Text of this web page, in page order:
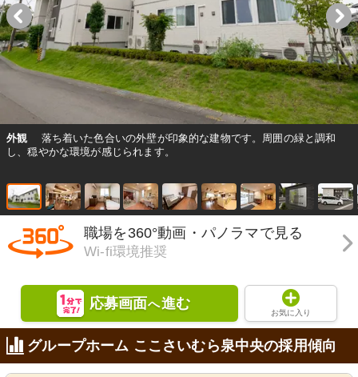
外観
落ち着いた色合いの外壁が印象的な建物です。周囲の緑と調和
し、穏やかな環境が感じられます。
職場を360°動画・パノラマで見る
Wi-fi環境推奨
応募画面へ進む
お気に入り
グループホーム ここさいむら泉中央の採用傾向